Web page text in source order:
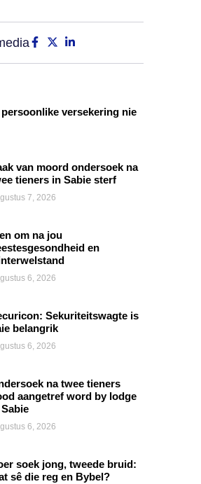
versekering nie
van moord ondersoek na
tieners in Sabie sterf
7, 2026
om na jou
en
6, 2026
Sekuriteitswagte is
belangrik
6, 2026
na twee tieners
aangetref word by lodge
6, 2026
soek jong, tweede bruid:
sê die reg en Bybel?